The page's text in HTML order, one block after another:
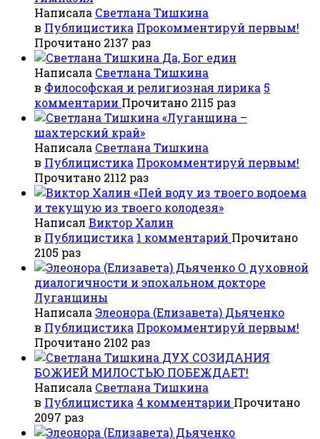
Написала Светлана Тишкина
в Публицистика Прокомментируй первым!
Прочитано 2137 раз
Да, Бог един
Написала Светлана Тишкина
в Философская и религиозная лирика 5
комментарии Прочитано 2115 раз
«Луганщина –
шахтерский край»
Написала Светлана Тишкина
в Публицистика Прокомментируй первым!
Прочитано 2112 раз
«Пей воду из твоего водоема
и текущую из твоего колодезя»
Написал Виктор Халин
в Публицистика 1 комментарий Прочитано
2105 раз
О духовной
диалогичности и эпохальном докторе
Луганщины
Написала Элеонора (Елизавета) Дьяченко
в Публицистика Прокомментируй первым!
Прочитано 2102 раз
ДУХ СОЗИДАНИЯ
БОЖИЕЙ МИЛОСТЬЮ ПОБЕЖДАЕТ!
Написала Светлана Тишкина
в Публицистика 4 комментарии Прочитано
2097 раз